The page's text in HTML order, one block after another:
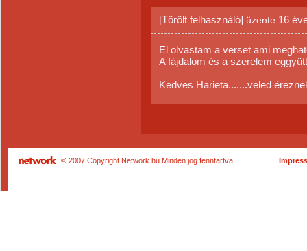
[Törölt felhasználó] üzente 16
El olvastam a verset ami
A fájdalom és a szerelem
Kedves Harieta.......veled
© 2007 Copyright Network.hu Minden jog fenntartva.